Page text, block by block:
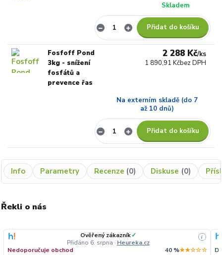
Skladem
Přidat do košíku
Fosfoff Pond
3kg - snížení
fosfátů a
prevence řas
2 288 Kč/ks
1 890,91 Kčbez DPH
Na externím skladě (do 7
až 10 dnů)
Přidat do košíku
Info Parametry Recenze 0 Diskuse 0
Řekli o nás
Ověřený zákazník✓
Přidáno 6. srpna · Heureka.cz
i
Nedoporučuje obchod 40 %★★☆☆☆